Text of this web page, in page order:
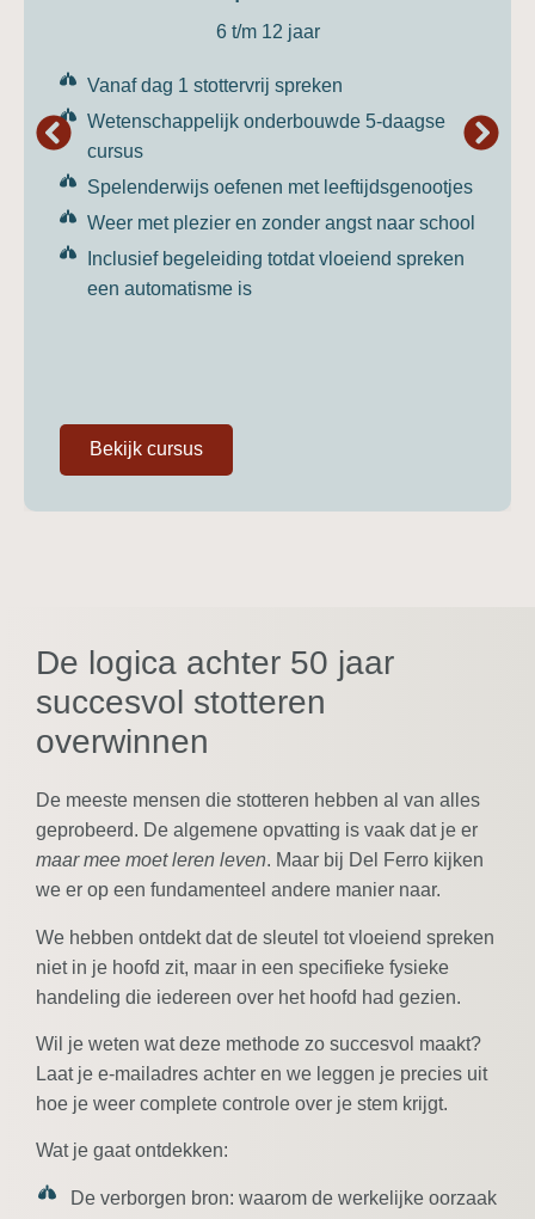
6 t/m 12 jaar
Vanaf dag 1 stottervrij spreken
Wetenschappelijk onderbouwde 5-daagse
cursus
Spelenderwijs oefenen met leeftijdsgenootjes
Weer met plezier en zonder angst naar school
Inclusief begeleiding totdat vloeiend spreken
een automatisme is
Bekijk cursus
De logica achter 50 jaar
succesvol stotteren
overwinnen
De meeste mensen die stotteren hebben al van alles
geprobeerd. De algemene opvatting is vaak dat je er
maar mee moet leren leven. Maar bij Del Ferro kijken
we er op een fundamenteel andere manier naar.
We hebben ontdekt dat de sleutel tot vloeiend spreken
niet in je hoofd zit, maar in een specifieke fysieke
handeling die iedereen over het hoofd had gezien.
Wil je weten wat deze methode zo succesvol maakt?
Laat je e-mailadres achter en we leggen je precies uit
hoe je weer complete controle over je stem krijgt.
Wat je gaat ontdekken:
De verborgen bron: waarom de werkelijke oorzaak